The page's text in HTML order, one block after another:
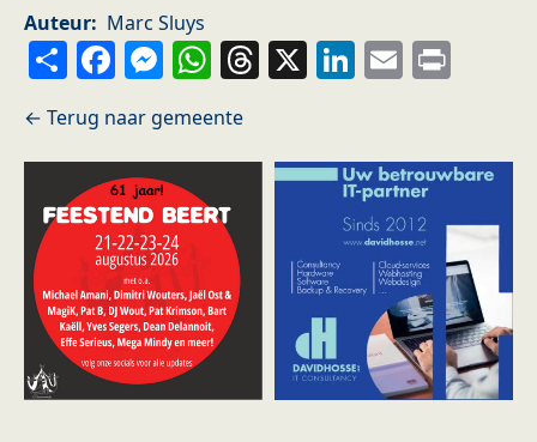
Auteur Marc Sluys
ShareFacebook
Messenger
WhatsApp
Threads
X LinkedIn
Email